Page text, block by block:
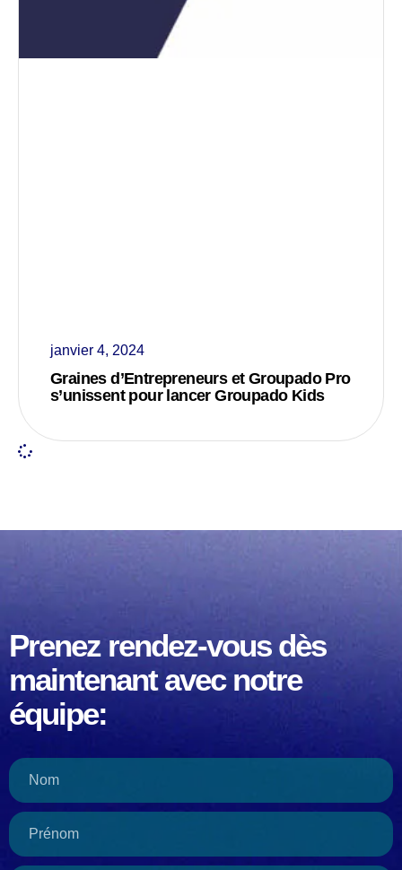
janvier 4, 2024
Graines d’Entrepreneurs et Groupado Pro
s’unissent pour lancer Groupado Kids
Prenez rendez-vous dès
maintenant avec notre
équipe: